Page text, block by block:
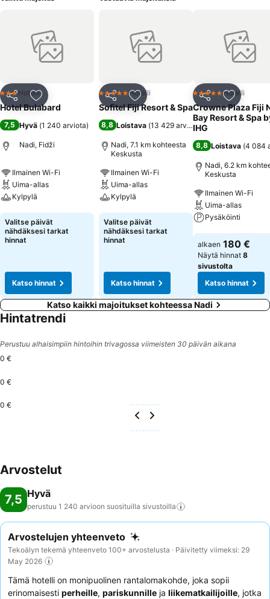
Jaa Lisää suosikkeihin
3 Tähtiluokitus
Hotelli
Hotel Bulabard
7,5 Hyvä (1 240 arviota)
Nadi, Fidži
Ilmainen Wi-Fi
Uima-allas
Kylpylä
Katso hinnat
Valitse päivät
nähdäksesi tarkat
hinnat
Katso hinnat
Jaa Lisää suosikkeihin
5 Tähtiluokitus
Hotelli
Sofitel Fiji Resort & Spa
8,8 Loistava (13 429 arviota )
Nadi, 7.1 km kohteesta
Keskusta
Ilmainen Wi-Fi
Uima-allas
Kylpylä
Katso hinnat
Valitse päivät
nähdäksesi tarkat
hinnat
Katso hinnat
Jaa Lisää
5 Tähtiluokitus
Hotelli
Crowne Plaza Fiji
Bay Resort & Spa
IHG
8,8 Loistava (4 084
Nadi, 6.2 km
Keskusta
Ilmainen Wi-Fi
Uima-allas
Pysäköinti
Katso hinnat
alkaen 180 €
Näytä hinnat 8
sivustolta
Katso hinnat
Katso kaikki majoitukset kohteessa Nadi
Hintatrendi
Perustuu alhaisimpiin hintoihin trivagossa viimeisten 30 päivän aikana
0 €
0 €
0 €
Arvostelut
7,5 Hyvä
perustuu 1 240 arvioon suosituilla sivustoilla
Arvostelujen yhteenveto
Tekoälyn tekemä yhteenveto 100+ arvostelusta · Päivitetty viimeksi: 29
May 2026
Tämä hotelli on monipuolinen rantalomakohde, joka sopii
erinomaisesti perheille, pariskunnille ja liikematkailijoille, jotka